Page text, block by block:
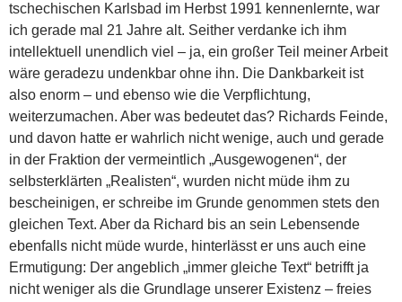
tschechischen Karlsbad im Herbst 1991 kennenlernte, war
ich gerade mal 21 Jahre alt. Seither verdanke ich ihm
intellektuell unendlich viel – ja, ein großer Teil meiner Arbeit
wäre geradezu undenkbar ohne ihn. Die Dankbarkeit ist
also enorm – und ebenso wie die Verpflichtung,
weiterzumachen. Aber was bedeutet das? Richards Feinde,
und davon hatte er wahrlich nicht wenige, auch und gerade
in der Fraktion der vermeintlich „Ausgewogenen“, der
selbsterklärten „Realisten“, wurden nicht müde ihm zu
bescheinigen, er schreibe im Grunde genommen stets den
gleichen Text. Aber da Richard bis an sein Lebensende
ebenfalls nicht müde wurde, hinterlässt er uns auch eine
Ermutigung: Der angeblich „immer gleiche Text“ betrifft ja
nicht weniger als die Grundlage unserer Existenz – freies